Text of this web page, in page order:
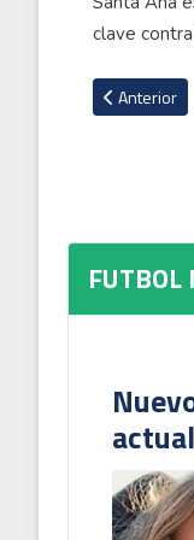
clave
Artículo
Anterior
FUTBOL